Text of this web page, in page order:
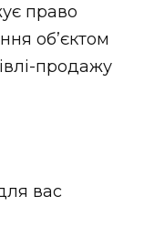
право
об’єктом
продажу
вас